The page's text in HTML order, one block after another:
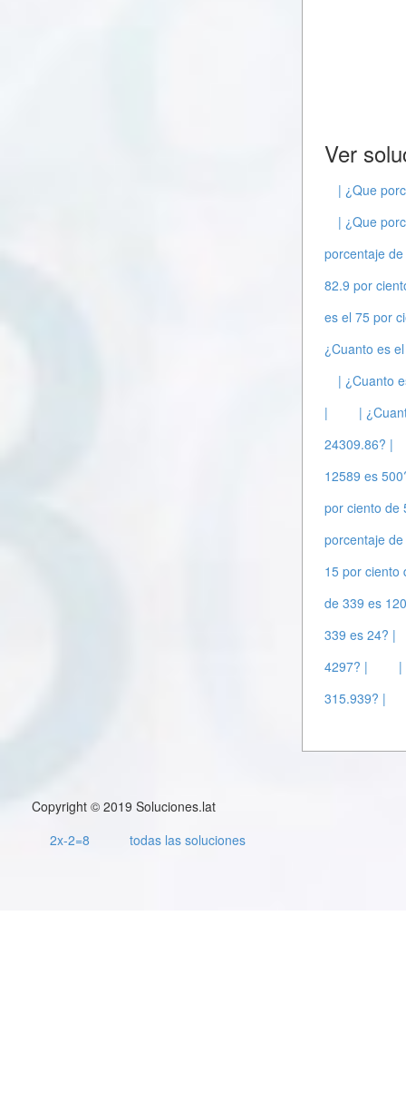
Ver
| ¿Que
| ¿Que
porcentaje
82.9 por
es el 75 por
¿Cuanto es
| ¿Cuanto
|
|
24309.86? |
12589 es
por ciento de
porcentaje
15 por ciento
de 339 es
339 es 24? |
4297? |
|
315.939? |
Copyright © 2019 Soluciones.lat
2x-2=8
todas las soluciones